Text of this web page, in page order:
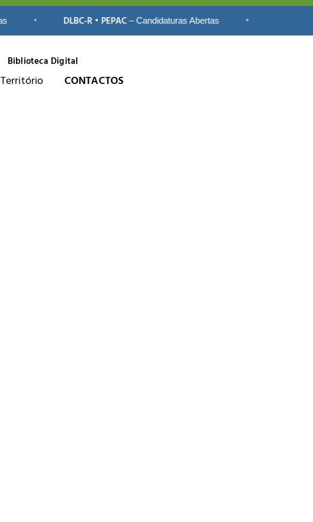
DLBC-R • PEPAC– Candidaturas Abertas
Biblioteca Digital
Território CONTACTOS